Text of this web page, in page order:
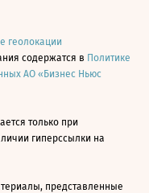
геолокации
содержатся в Политике
АО «Бизнес Ньюс
только при
гиперссылки на
представленные